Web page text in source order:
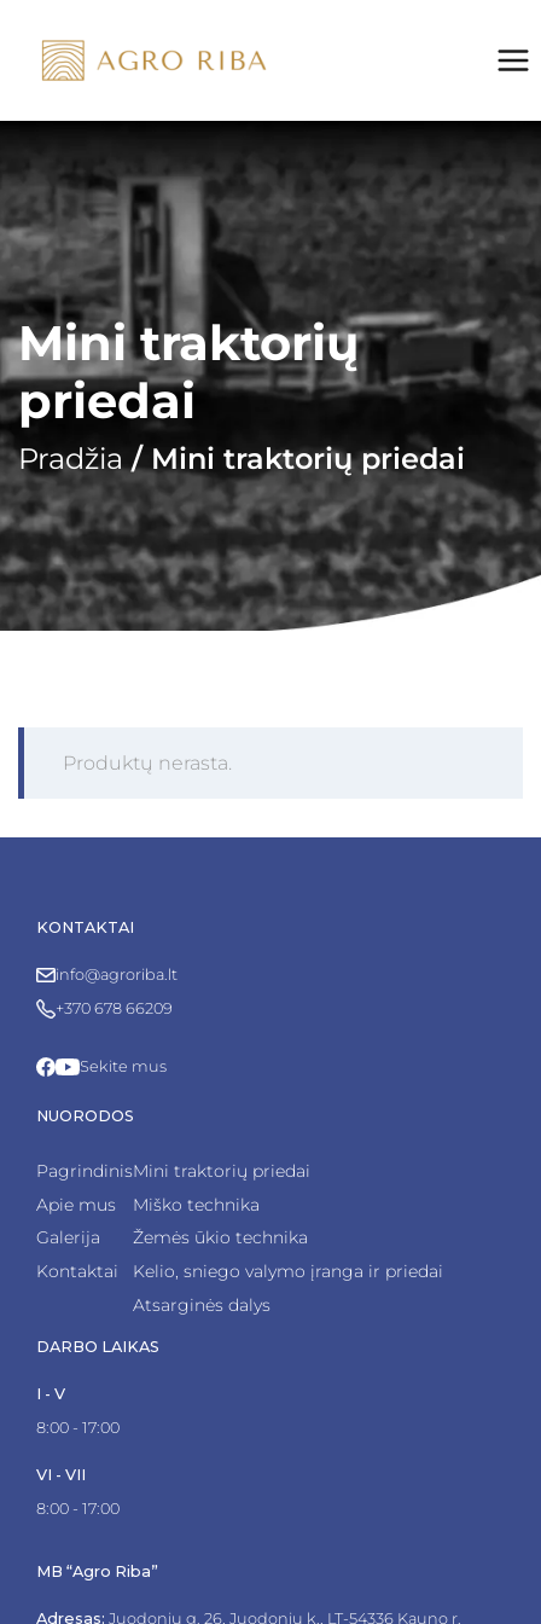
content
Mini traktorių
priedai
Pradžia/ Mini traktorių priedai
Produktų nerasta.
KONTAKTAI
info@agroriba.lt
+370 678 66209
Sekite mus
NUORODOS
Pagrindinis
Apie mus
Galerija
Kontaktai
Mini traktorių priedai
Miško technika
Žemės ūkio technika
Kelio, sniego valymo įranga ir priedai
Atsarginės dalys
DARBO LAIKAS
I - V
8:00 - 17:00
VI - VII
8:00 - 17:00
MB “Agro Riba”
Adresas: Juodonių g. 26, Juodonių k., LT-54336 Kauno r.